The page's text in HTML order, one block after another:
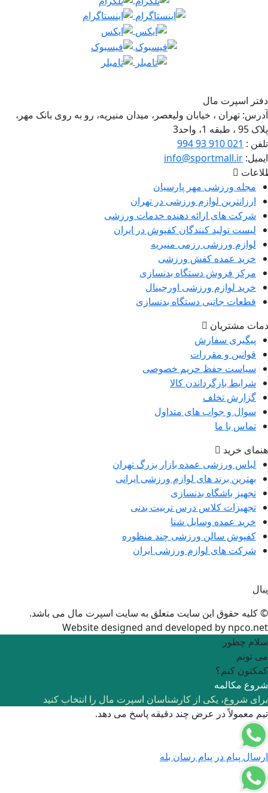
اسپرت مال
تهران ، خیابان ولیعصر، میدان منیریه، رو به روی بانک مهر،
:
021 910 93 994
info@sportmall.ir
ورزشی مهر پارسیان
لوازم ورزشی در تهران
های ارائه دهنده خدمات ورزشی
تولید کنندگان کفپوش در ایران
ورزشی رزمی منیریه
عمده کفش ورزشی
فروش دستگاه بدنسازی
لوازم ورزشی اورجینال
جانبی دستگاه بدنسازی
مشتریان
سفارش
و مقررات
حفظ حریم خصوصی
بازگرداندن کالا
تخلف
و جواب های متداول
با ما
خرید
ورزشی عمده بازار بزرگ تهران
برند های لوازم ورزشی ایرانی
باشگاه بدنسازی
کلاس درس تربیت بدنی
عمده وسایل شنا
سالن ورزشی چند منظوره
های لوازم ورزشی ایران
حقوق این سایت متعلق بهسایت اسپرت مالمی باشد.
Website designed and developed by
چطور
کنم؟
مکالمه
شروع، یکی از کارشناسان اسپرت مال را انتخاب کنید
معمولاً در عرض چند دقیقه پاسخ می دهد.
پیام در پیام رسان بله